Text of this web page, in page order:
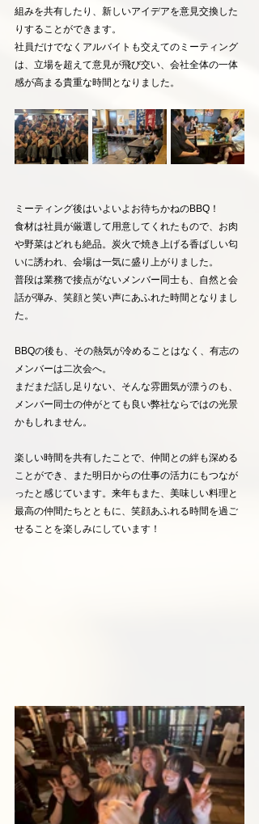
組みを共有したり、新しいアイデアを意見交換した
りすることができます。
社員だけでなくアルバイトも交えてのミーティング
は、立場を超えて意見が飛び交い、会社全体の一体
感が高まる貴重な時間となりました。
ミーティング後はいよいよお待ちかねのBBQ！
食材は社員が厳選して用意してくれたもので、お肉
や野菜はどれも絶品。炭火で焼き上げる香ばしい匂
いに誘われ、会場は一気に盛り上がりました。
普段は業務で接点がないメンバー同士も、自然と会
話が弾み、笑顔と笑い声にあふれた時間となりまし
た。
BBQの後も、その熱気が冷めることはなく、有志の
メンバーは二次会へ。
まだまだ話し足りない、そんな雰囲気が漂うのも、
メンバー同士の仲がとても良い弊社ならではの光景
かもしれません。
楽しい時間を共有したことで、仲間との絆も深める
ことができ、また明日からの仕事の活力にもつなが
ったと感じています。来年もまた、美味しい料理と
最高の仲間たちとともに、笑顔あふれる時間を過ご
せることを楽しみにしています！